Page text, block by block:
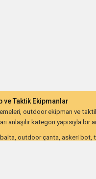
ve Taktik Ekipmanlar
outdoor ekipman ve
anlaşılır kategori yapısıyla bir
outdoor çanta, askeri bot,